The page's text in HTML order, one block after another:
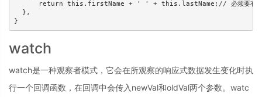
return this.firstName + ' ' + this.lastName;// 必须要有
  },
}
watch
watch是一种观察者模式，它会在所观察的响应式数据发生变化时执
行一个回调函数，在回调中会传入newVal和oldVal两个参数。watc